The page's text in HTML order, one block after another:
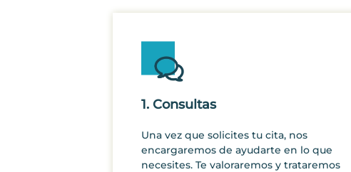
1. Consultas
Una vez que solicites tu cita, nos
encargaremos de ayudarte en lo que
necesites. Te valoraremos y trataremos